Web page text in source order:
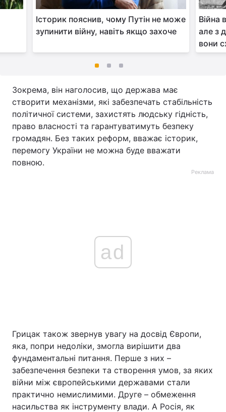
Історик пояснив, чому Путін не може
зупинити війну, навіть якщо захоче
Війна
але з
вони
Зокрема, він наголосив, що держава має
створити механізми, які забезпечать стабільність
політичної системи, захистять людську гідність,
право власності та гарантуватимуть безпеку
громадян. Без таких реформ, вважає історик,
перемогу України не можна буде вважати
повною.
Реклама
ad
Грицак також звернув увагу на досвід Європи,
яка, попри недоліки, змогла вирішити два
фундаментальні питання. Перше з них –
забезпечення безпеки та створення умов, за яких
війни між європейськими державами стали
практично немислимими. Друге – обмеження
насильства як інструменту влади. А Росія, як